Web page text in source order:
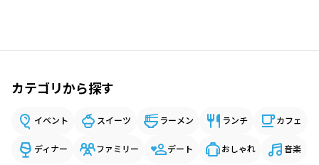
カテゴリから探す
イベント スイーツ ラーメン ランチ カフェ
ディナー ファミリー デート おしゃれ 音楽